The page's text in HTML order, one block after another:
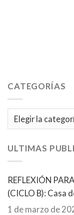
CATEGORÍAS
Categorías
ULTIMAS
REFLEXIÓN
(CICLO B): Casa
1 de marzo de